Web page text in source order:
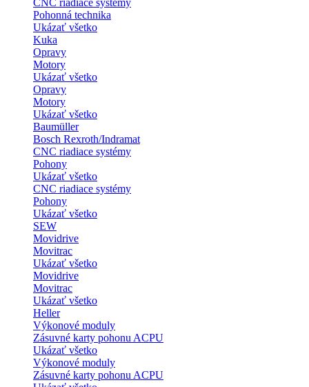
CNC riadiace systémy
Pohonná technika
Ukázať všetko
Kuka
Opravy
Motory
Ukázať všetko
Opravy
Motory
Ukázať všetko
Baumüller
Bosch Rexroth/Indramat
CNC riadiace systémy
Pohony
Ukázať všetko
CNC riadiace systémy
Pohony
Ukázať všetko
SEW
Movidrive
Movitrac
Ukázať všetko
Movidrive
Movitrac
Ukázať všetko
Heller
Výkonové moduly
Zásuvné karty pohonu ACPU
Ukázať všetko
Výkonové moduly
Zásuvné karty pohonu ACPU